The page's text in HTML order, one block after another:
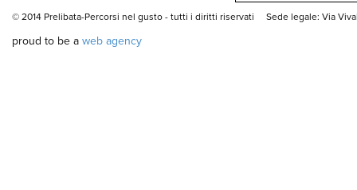
© 2014 Prelibata-Percorsi nel gusto - tutti i diritti riservati Sede legale: Via
proud to be a web agency